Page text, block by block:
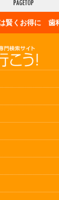
賢くお得に 歯